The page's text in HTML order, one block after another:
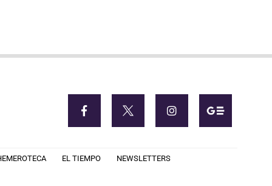
EL TIEMPO NEWSLETTERS